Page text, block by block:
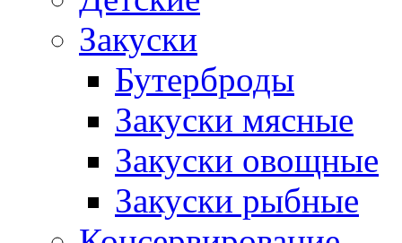
Закуски
Бутерброды
Закуски мясные
Закуски овощные
Закуски рыбные